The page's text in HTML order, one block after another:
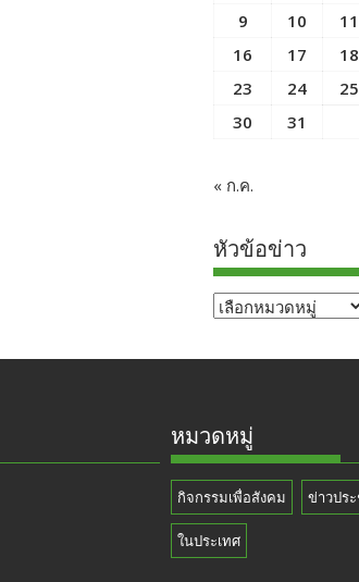
9
10 11
16
17 18
23
24 25
30
31
« ก.ค.
หัวข้อข่าว
หัวข้อ
หมวดหมู่
กิจกรรมเพื่อสังคม ข่าวปร
ในประเทศ